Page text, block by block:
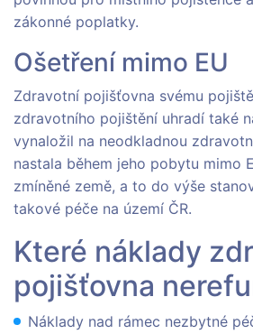
zákonné poplatky.
Ošetření mimo EU
Zdravotní pojišťovna svému
zdravotního pojištění uhradí také
vynaložil na neodkladnou
nastala během jeho pobytu mimo
zmíněné země, a to do výše
takové péče na území ČR.
Které náklady
pojišťovna
Náklady nad rámec nezbytné